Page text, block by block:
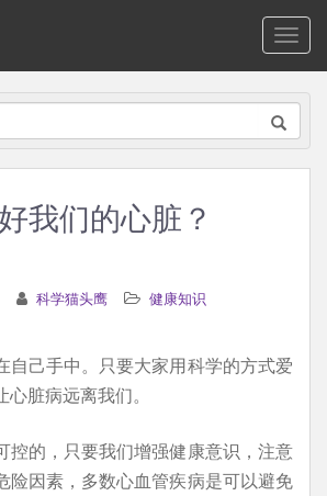
我们的心脏？
科学猫头鹰 健康知识
自己手中。只要大家用科学的方式爱
脏病远离我们。
控的，只要我们增强健康意识，注意
险因素，多数心血管疾病是可以避免